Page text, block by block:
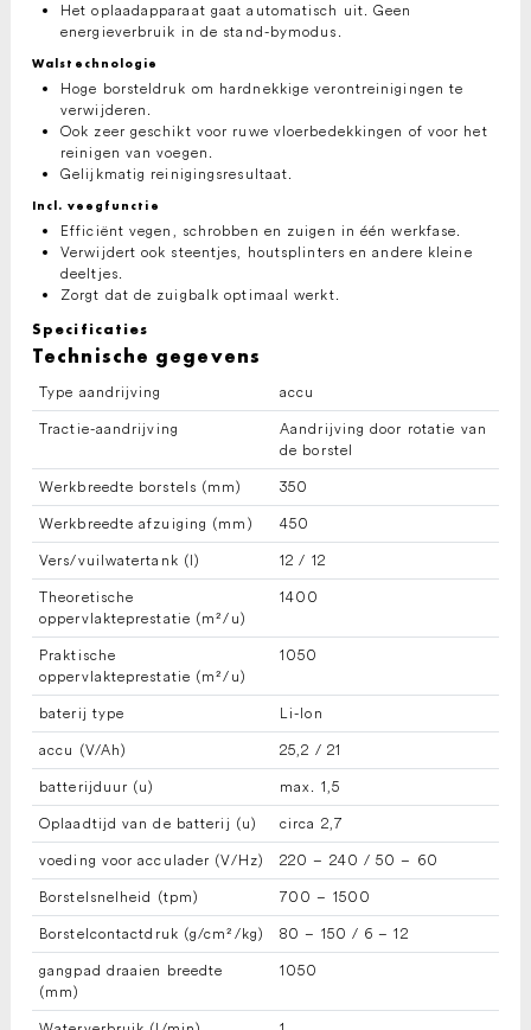
Het oplaadapparaat gaat automatisch uit. Geen
energieverbruik in de stand-bymodus.
Walstechnologie
Hoge borsteldruk om hardnekkige verontreinigingen te
verwijderen.
Ook zeer geschikt voor ruwe vloerbedekkingen of voor het
reinigen van voegen.
Gelijkmatig reinigingsresultaat.
Incl. veegfunctie
Efficiënt vegen, schrobben en zuigen in één werkfase.
Verwijdert ook steentjes, houtsplinters en andere kleine
deeltjes.
Zorgt dat de zuigbalk optimaal werkt.
Specificaties
Technische gegevens
Type aandrijving accu
Tractie-aandrijving
Aandrijving door rotatie van
de borstel
Werkbreedte borstels (mm) 350
Werkbreedte afzuiging (mm) 450
Vers/vuilwatertank (l) 12 / 12
Theoretische
oppervlakteprestatie (m²/u)
1400
Praktische
oppervlakteprestatie (m²/u)
1050
baterij type Li-Ion
accu (V/Ah) 25,2 / 21
batterijduur (u) max. 1,5
Oplaadtijd van de batterij (u) circa 2,7
voeding voor acculader (V/Hz) 220 – 240 / 50 – 60
Borstelsnelheid (tpm) 700 – 1500
Borstelcontactdruk (g/cm²/kg) 80 – 150 / 6 – 12
gangpad draaien breedte
(mm)
1050